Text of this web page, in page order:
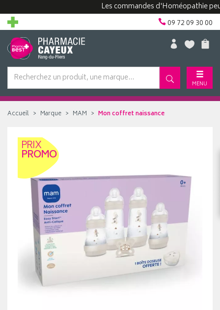
Les commandes d'Homéopathie
09 72 09 30 00
MENU
Accueil Marque MAM Mon coffret naissance
PRIX
PROMO